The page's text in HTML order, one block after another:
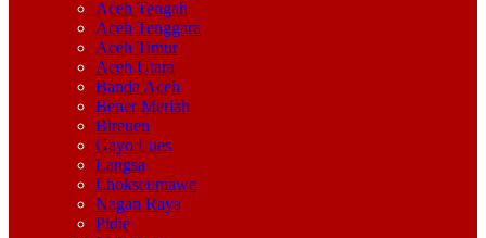
Aceh Tengah
Aceh Tenggara
Aceh Timur
Aceh Utara
Banda Aceh
Bener Meriah
Bireuen
Gayo Lues
Langsa
Lhokseumawe
Nagan Raya
Pidie